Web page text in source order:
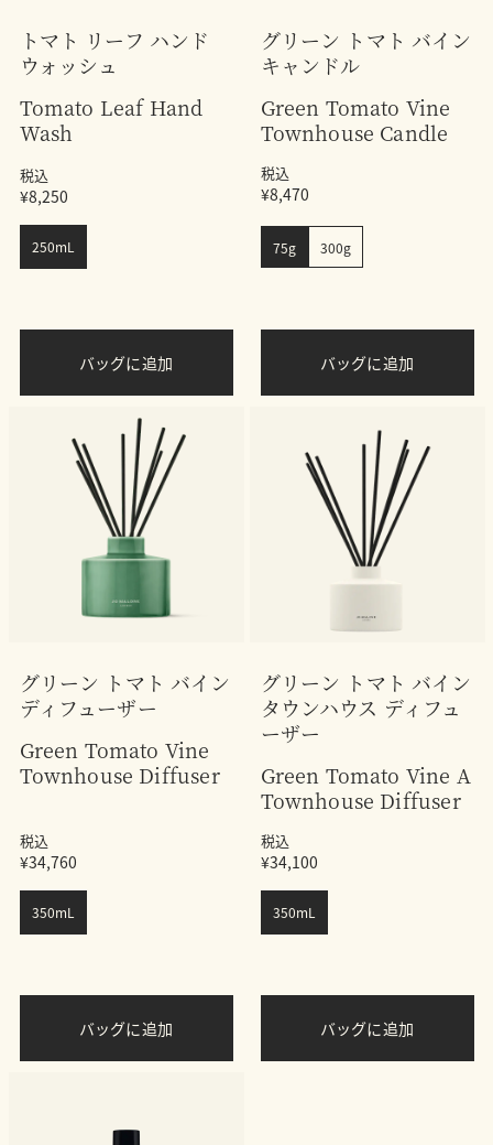
トマト リーフ ハンド
ウォッシュ
Tomato Leaf Hand
Wash
税込
¥8,250
250mL
バッグに追加
グリーン トマト バイン
キャンドル
Green Tomato Vine
Townhouse Candle
税込
¥8,470
75g 300g
バッグに追加
グリーン トマト バイン
ディフューザー
Green Tomato Vine
Townhouse Diffuser
税込
¥34,760
350mL
バッグに追加
グリーン トマト バイン
タウンハウス ディフュ
ーザー
Green Tomato Vine A
Townhouse Diffuser
税込
¥34,100
350mL
バッグに追加